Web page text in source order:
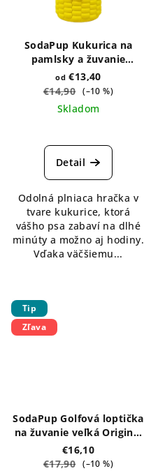
SodaPup Kukurica na
pamlsky a žuvanie
Original - rôzne veľkosti
od €13,40
€14,90 (–10 %)
Skladom
Detail
Odolná plniaca hračka v
tvare kukurice, ktorá
vášho psa zabaví na dlhé
minúty a možno aj hodiny.
Vďaka väčšiemu...
Tip
Zľava
SodaPup Golfová loptička
na žuvanie veľká Original
– biela
€16,10
€17,90 (–10 %)